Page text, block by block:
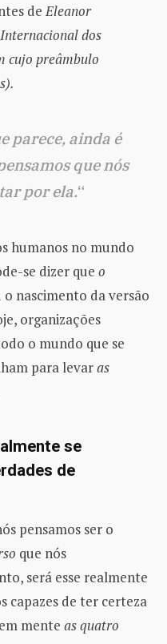
deEleanor
dos
cujo preâmbulo
parece, ainda é
que nós
por ela.“
humanos no mundo
se dizer que o
o nascimento da versão
organizações
o mundo que se
para levaras
se
de
pensamos ser o
que nós
será esse realmente
capazes de ter certeza
mente as quatro